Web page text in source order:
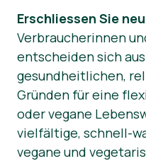
Erschliessen Sie
Verbraucherinnen
entscheiden sich
gesundheitlichen,
Gründen für eine
oder vegane
vielfältige, schnell-
vegane und